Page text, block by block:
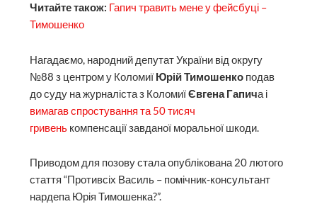
Читайте також: Гапич травить мене у фейсбуці –
Тимошенко
Нагадаємо, народний депутат України від округу
№88 з центром у Коломиї Юрій Тимошенко подав
до суду на журналіста з КоломиїЄвгена Гапича і
вимагав спростування та 50 тисяч
гривень компенсації завданої моральної шкоди.
Приводом для позову стала опублікована 20 лютого
стаття “Противсіх Василь – помічник-консультант
нардепа Юрія Тимошенка?”.